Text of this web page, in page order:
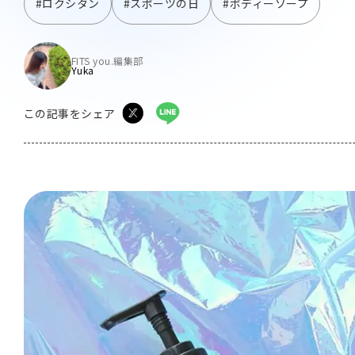
#ロクシタン #スポーツの日 #ボディーソープ
FITS you.編集部
Yuka
この記事をシェア